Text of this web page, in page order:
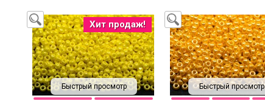
Быстрый просмотр
Хит продаж!
Быстрый просмотр